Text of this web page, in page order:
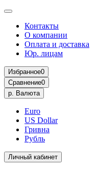
Контакты
О компании
Оплата и доставка
Юр. лицам
Избранное0
Сравнение0
р. Валюта
Euro
US Dollar
Гривна
Рубль
Личный кабинет